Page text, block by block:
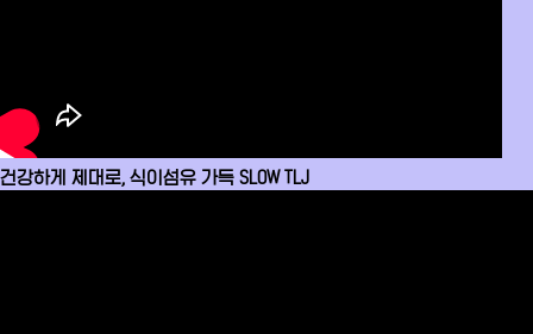
건강하게 제대로, 식이섬유 가득 SLOW TLJ